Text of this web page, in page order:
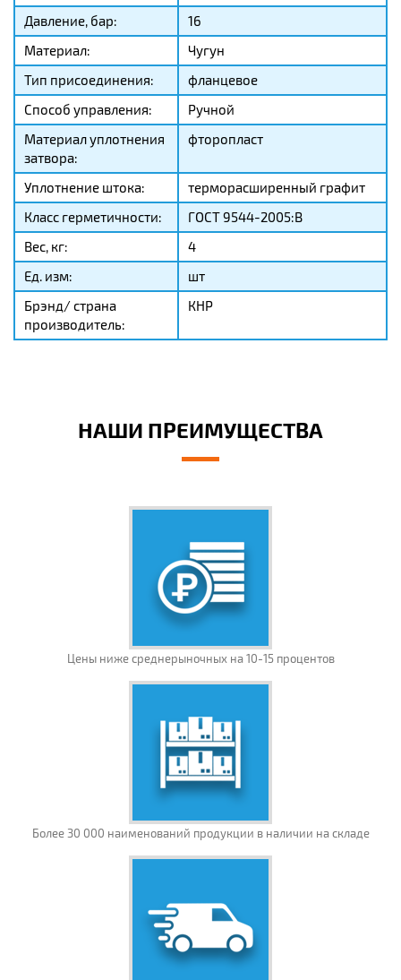
Давление, бар:
16
Материал:
Чугун
Тип присоединения:
фланцевое
Способ управления:
Ручной
Материал уплотнения
затвора:
фторопласт
Уплотнение штока:
терморасширенный графит
Класс герметичности:
ГОСТ 9544-2005:В
Вес, кг:
4
Ед. изм:
шт
Брэнд/ страна
производитель:
КНР
НАШИ ПРЕИМУЩЕСТВА
Цены ниже среднерыночных на 10-15 процентов
Более 30 000 наименований продукции в наличии на складе